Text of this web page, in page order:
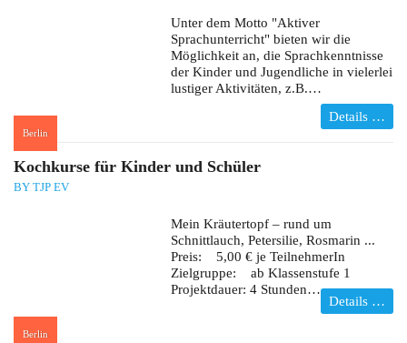
Berlin
Unter dem Motto "Aktiver
Sprachunterricht" bieten wir die
Möglichkeit an, die Sprachkenntnisse
der Kinder und Jugendliche in vielerlei
lustiger Aktivitäten, z.B.…
Details …
Kochkurse für Kinder und Schüler
BY TJP EV
Berlin
Mein Kräutertopf – rund um
Schnittlauch, Petersilie, Rosmarin ...
Preis: 5,00 € je TeilnehmerIn
Zielgruppe: ab Klassenstufe 1
Projektdauer: 4 Stunden…
Details …